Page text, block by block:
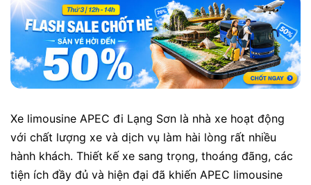
Xe limousine APEC đi Lạng Sơn là nhà xe hoạt động
với chất lượng xe và dịch vụ làm hài lòng rất nhiều
hành khách. Thiết kế xe sang trọng, thoáng đãng, các
tiện ích đầy đủ và hiện đại đã khiến APEC limousine